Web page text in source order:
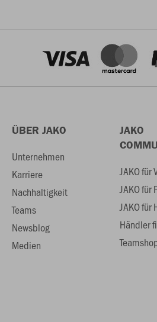
ÜBER JAKO
Unternehmen
Karriere
Nachhaltigkeit
Teams
Newsblog
Medien
JAKO
JAKO für
JAKO für
JAKO für
Händler